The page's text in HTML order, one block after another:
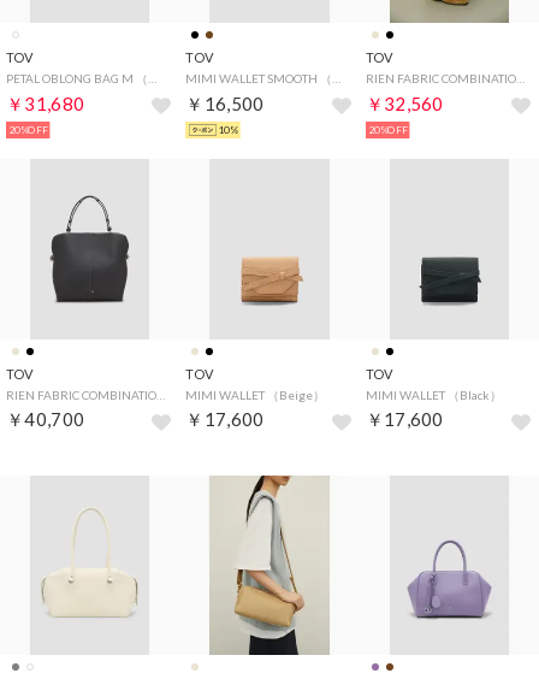
TOV
￥31,680
20%OFF
TOV
￥16,500
10%
TOV
RIEN FABRIC COMBINATION S （Beige）
￥32,560
20%OFF
TOV
￥40,700
TOV
MIMI WALLET （Beige）
￥17,600
TOV
MIMI WALLET （Black）
￥17,600